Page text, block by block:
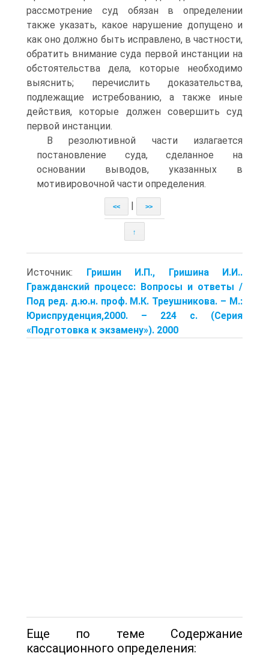
рассмотрение суд обязан в определении
также указать, какое нарушение допущено и
как оно должно быть исправлено, в частности,
обратить внимание суда первой инстанции на
обстоятельства дела, которые необходимо
выяснить; перечислить доказательства,
подлежащие истребованию, а также иные
действия, которые должен совершить суд
первой инстанции.
В резолютивной части излагается
постановление суда, сделанное на
основании выводов, указанных в
мотивировочной части определения.
<< >>
↑
Источник: Гришин И.П., Гришина И.И..
Гражданский процесс: Вопросы и ответы /
Под ред. д.ю.н. проф. М.К. Треушникова. – М.:
Юриспруденция,2000. – 224 с. (Серия
«Подготовка к экзамену»). 2000
Еще по теме Содержание
кассационного определения: